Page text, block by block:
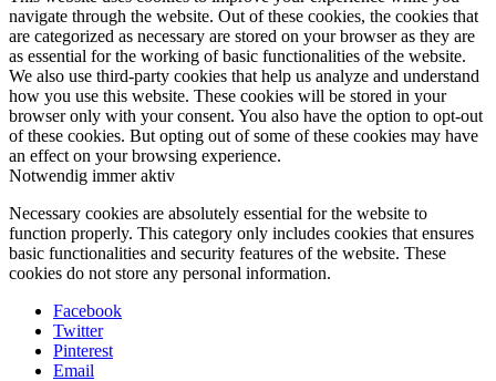
navigate through the website. Out of these cookies, the cookies that
are categorized as necessary are stored on your browser as they are
as essential for the working of basic functionalities of the website.
We also use third-party cookies that help us analyze and understand
how you use this website. These cookies will be stored in your
browser only with your consent. You also have the option to opt-out
of these cookies. But opting out of some of these cookies may have
an effect on your browsing experience.
Notwendig immer aktiv
Necessary cookies are absolutely essential for the website to
function properly. This category only includes cookies that ensures
basic functionalities and security features of the website. These
cookies do not store any personal information.
Facebook
Twitter
Pinterest
Email